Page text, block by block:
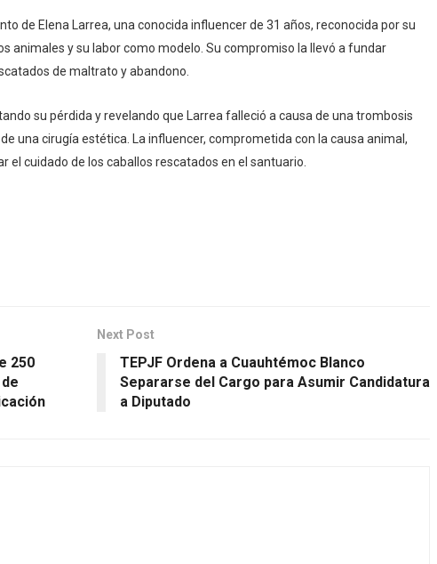
de Elena Larrea, una conocida influencer de 31 años, reconocida por su
animales y su labor como modelo. Su compromiso la llevó a fundar
de maltrato y abandono.
su pérdida y revelando que Larrea falleció a causa de una trombosis
una cirugía estética. La influencer, comprometida con la causa animal,
el cuidado de los caballos rescatados en el santuario.
250
Next Post
TEPJF Ordena a Cuauhtémoc Blanco
Separarse del Cargo para Asumir Candidatura
a Diputado